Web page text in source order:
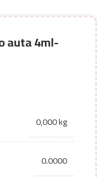
auta 4ml-
0,000 kg
0.0000